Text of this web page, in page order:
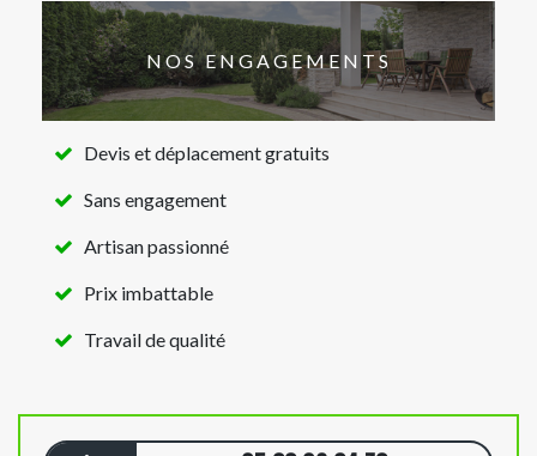
NOS ENGAGEMENTS
Devis et déplacement gratuits
Sans engagement
Artisan passionné
Prix imbattable
Travail de qualité